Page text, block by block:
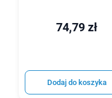
74,79 zł
Dodaj do koszyka